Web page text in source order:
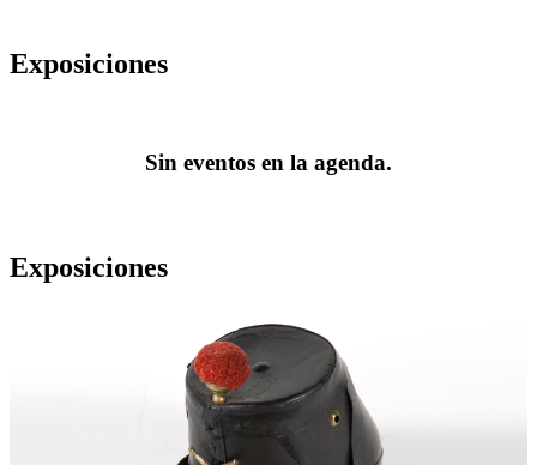
Exposiciones
Sin eventos en la agenda.
Exposiciones